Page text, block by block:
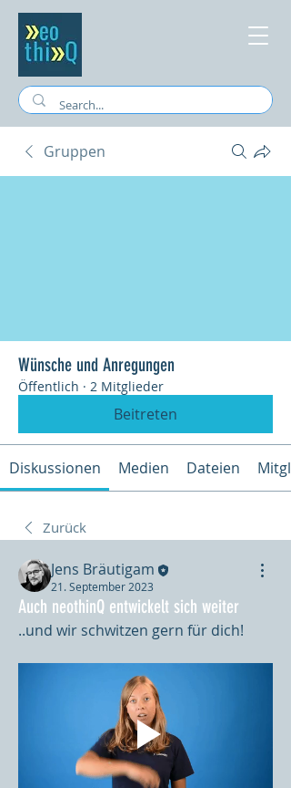
Gruppen
Wünsche und Anregungen
Öffentlich · 2 Mitglieder
Beitreten
Diskussionen Medien Dateien
Zurück
Jens Bräutigam
21. September 2023
Auch neothinQ entwickelt sich weiter
..und wir schwitzen gern für dich!